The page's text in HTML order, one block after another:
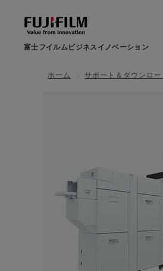
富士フイルムビジネスイノベーション
ホーム サポート＆ダウンロー